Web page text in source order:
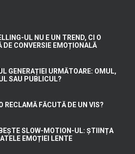
UL NU E UN TREND, CI O
DE CONVERSIE EMOȚIONALĂ
GENERAȚIEI URMĂTOARE: OMUL,
SAU PUBLICUL?
RECLAMĂ FĂCUTĂ DE UN VIS?
SLOW-MOTION-UL: ȘTIINȚA
EMOȚIEI LENTE